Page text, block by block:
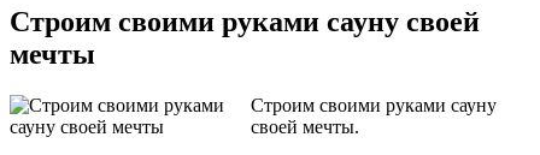
Строим своими руками сауну своей
мечты
Строим своими руками сауну
своей мечты.